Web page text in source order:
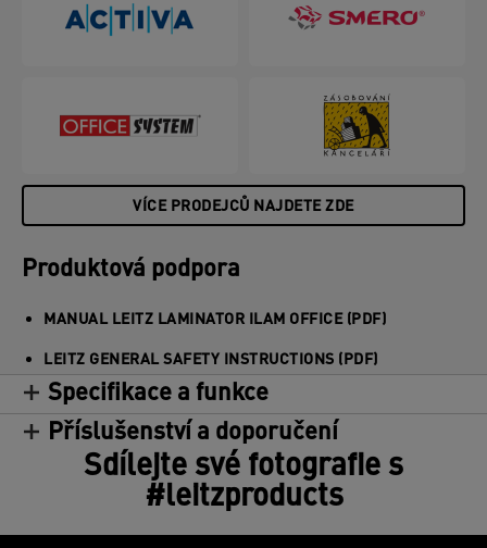
LED diody zajišťují dokonalé vyrovnání kapsy, aby se
zabránilo jejímu zaseknutí. Šedá a bílá barva.
VÍCE PRODEJCŮ NAJDETE ZDE
Produktová podpora
MANUAL LEITZ LAMINATOR ILAM OFFICE (PDF)
LEITZ GENERAL SAFETY INSTRUCTIONS (PDF)
Specifikace a funkce
Příslušenství a doporučení
Sdílejte své fotografie s
#leitzproducts